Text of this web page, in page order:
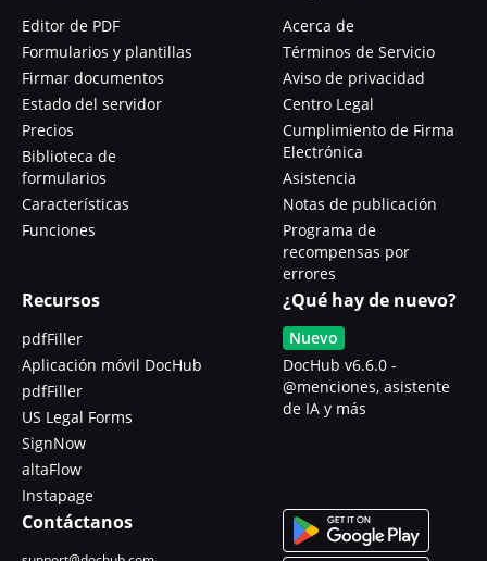
Editor de PDF
Formularios y plantillas
Firmar documentos
Estado del servidor
Precios
Biblioteca de
formularios
Características
Funciones
Acerca de
Términos de Servicio
Aviso de privacidad
Centro Legal
Cumplimiento de Firma
Electrónica
Asistencia
Notas de publicación
Programa de
recompensas por
errores
Recursos
pdfFiller
Aplicación móvil DocHub
pdfFiller
US Legal Forms
SignNow
altaFlow
Instapage
¿Qué hay de nuevo?
Nuevo
DocHub v6.6.0 -
@menciones, asistente
de IA y más
Contáctanos